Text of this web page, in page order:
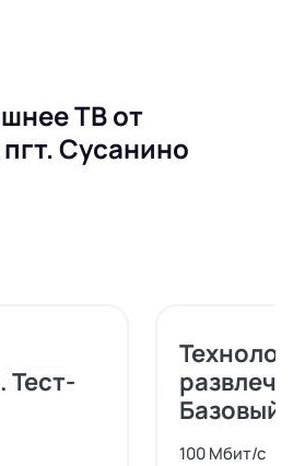
ТВ от
Сусанино
Тест-
Базовый
100 Мбит/с